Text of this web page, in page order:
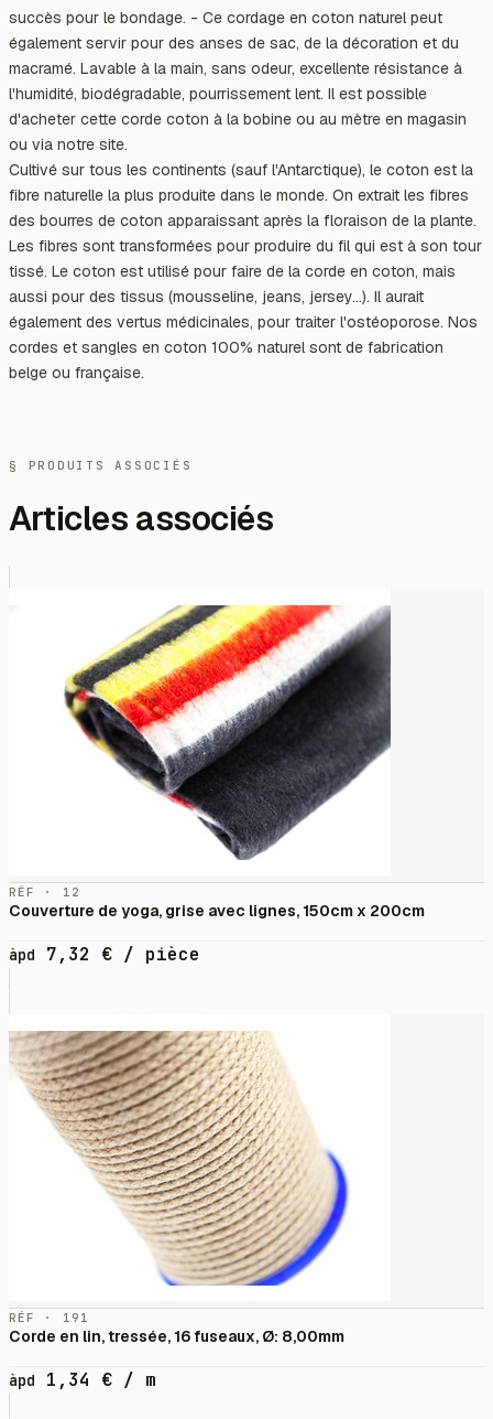
succès pour le bondage. - Ce cordage en coton naturel peut
également servir pour des anses de sac, de la décoration et du
macramé. Lavable à la main, sans odeur, excellente résistance à
l'humidité, biodégradable, pourrissement lent. Il est possible
d'acheter cette corde coton à la bobine ou au mètre en magasin
ou via notre site.
Cultivé sur tous les continents (sauf l'Antarctique), le coton est la
fibre naturelle la plus produite dans le monde. On extrait les fibres
des bourres de coton apparaissant après la floraison de la plante.
Les fibres sont transformées pour produire du fil qui est à son tour
tissé. Le coton est utilisé pour faire de la corde en coton, mais
aussi pour des tissus (mousseline, jeans, jersey...). Il aurait
également des vertus médicinales, pour traiter l'ostéoporose. Nos
cordes et sangles en coton 100% naturel sont de fabrication
belge ou française.
§ PRODUITS ASSOCIÉS
Articles associés
RÉF · 12
Couverture de yoga, grise avec lignes, 150cm x 200cm
àpd 7,32 € / pièce
RÉF · 191
Corde en lin, tressée, 16 fuseaux, Ø: 8,00mm
àpd 1,34 € / m